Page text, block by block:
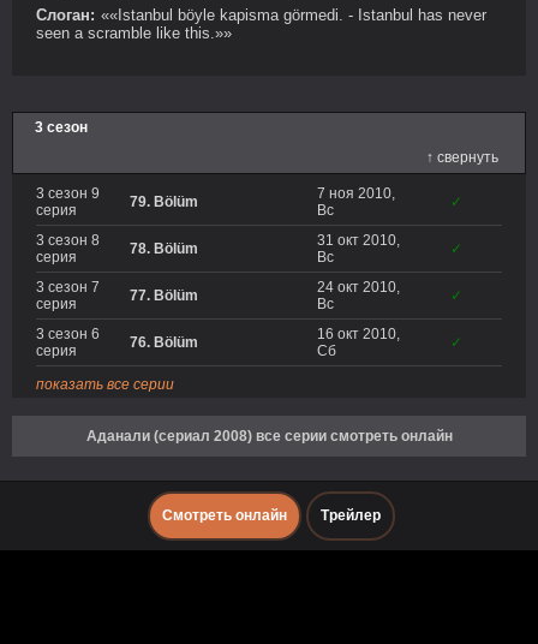
Слоган: ««Istanbul böyle kapisma görmedi. - Istanbul has never
seen a scramble like this.»»
3 сезон
↑ свернуть
3 сезон 9
серия
79. Bölüm
7 ноя 2010,
Вс
✓
3 сезон 8
серия
78. Bölüm
31 окт 2010,
Вс
✓
3 сезон 7
серия
77. Bölüm
24 окт 2010,
Вс
✓
3 сезон 6
серия
76. Bölüm
16 окт 2010,
Сб
✓
показать все серии
Аданали (сериал 2008) все серии смотреть онлайн
Смотреть онлайн Трейлер